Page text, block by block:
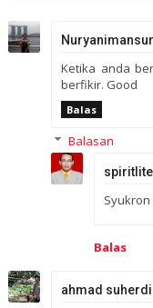
Nuryanimansur
Ketika anda
berfikir. Good
Balas
Balasan
Balas
ahmad suherdi